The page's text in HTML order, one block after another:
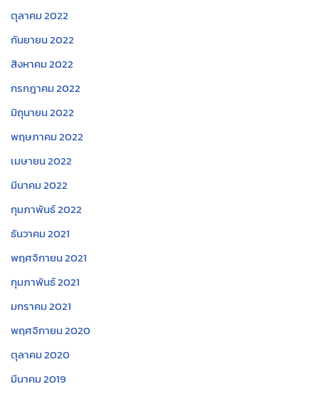
ตุลาคม 2022
กันยายน 2022
สิงหาคม 2022
กรกฎาคม 2022
มิถุนายน 2022
พฤษภาคม 2022
เมษายน 2022
มีนาคม 2022
กุมภาพันธ์ 2022
ธันวาคม 2021
พฤศจิกายน 2021
กุมภาพันธ์ 2021
มกราคม 2021
พฤศจิกายน 2020
ตุลาคม 2020
มีนาคม 2019